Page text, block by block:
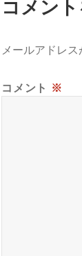
コメン
メールアドレ
コメント ※